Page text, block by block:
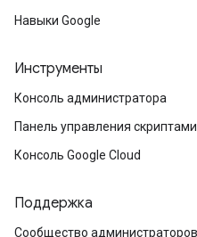
Навыки Google
Инструменты
Консоль администратора
Панель управления
Консоль Google Cloud
Поддержка
Сообщество администраторов